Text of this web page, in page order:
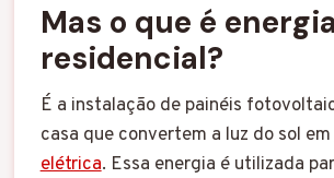
Mas o que é
residencial?
É a instalação de painéis
casa que convertem a luz do sol em
elétrica. Essa energia é utilizada